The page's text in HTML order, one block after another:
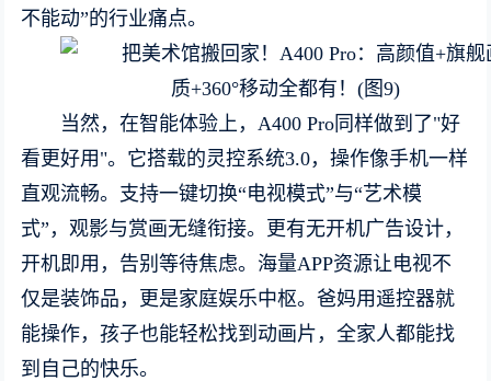
不能动”的行业痛点。
当然，在智能体验上，A400 Pro同样做到了"好
看更好用"。它搭载的灵控系统3.0，操作像手机一样
直观流畅。支持一键切换“电视模式”与“艺术模
式”，观影与赏画无缝衔接。更有无开机广告设计，
开机即用，告别等待焦虑。海量APP资源让电视不
仅是装饰品，更是家庭娱乐中枢。爸妈用遥控器就
能操作，孩子也能轻松找到动画片，全家人都能找
到自己的快乐。